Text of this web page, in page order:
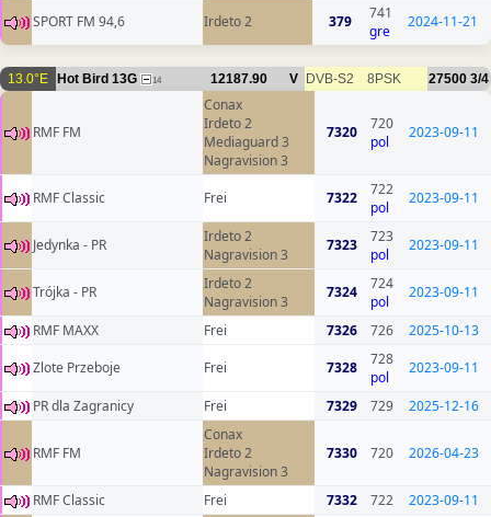
SPORT FM 94,6 Irdeto 2 379
741
gre
2024-11-21
13.0°E Hot Bird 13G 14 12187.90 V DVB-S2 8PSK 27500 3/4
RMF FM
Conax
Irdeto 2
Mediaguard 3
Nagravision 3
7320
720
pol
2023-09-11
RMF Classic Frei 7322
722
pol
2023-09-11
Jedynka - PR
Irdeto 2
Nagravision 3
7323
723
pol
2023-09-11
Trójka - PR
Irdeto 2
Nagravision 3
7324
724
pol
2023-09-11
RMF MAXX Frei 7326 726
2025-10-13
Zlote Przeboje
Frei 7328
728
pol
2023-09-11
PR dla Zagranicy Frei 7329 729 2025-12-16
RMF FM
Conax
Irdeto 2
Nagravision 3
7330 720 2026-04-23
RMF Classic Frei 7332 722
2023-09-11